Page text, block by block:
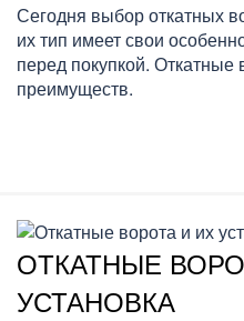
Сегодня выбор откатных
их тип имеет свои
перед покупкой.
преимуществ.
ОТКАТНЫЕ
УСТАНОВКА